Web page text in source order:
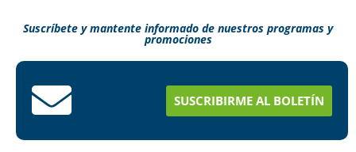
estudios en menos tiempo
Suscríbete y mantente informado de nuestros programas y
promociones
SUSCRIBIRME AL BOLETÍN